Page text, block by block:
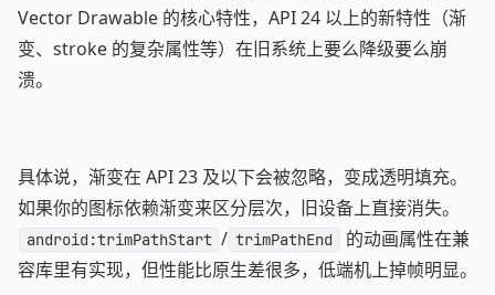
Vector Drawable 的核心特性，API 24 以上的新特性（渐
变、stroke 的复杂属性等）在旧系统上要么降级要么崩
溃。
具体说，渐变在 API 23 及以下会被忽略，变成透明填充。
如果你的图标依赖渐变来区分层次，旧设备上直接消失。
android:trimPathStart / trimPathEnd
的动画属性在兼
容库里有实现，但性能比原生差很多，低端机上掉帧明显。